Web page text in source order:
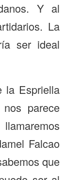
Y al
La
ser ideal
la Espriella
parece
Falcao
que